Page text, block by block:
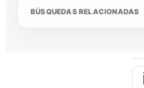
BÚSQUEDAS RELACIONADAS